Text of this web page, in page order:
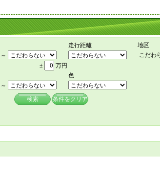
走行距離
地区
～
こだわ
±
万円
色
～
検索
条件をクリア